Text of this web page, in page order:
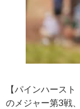
【パインハース
のメジャー第3戦